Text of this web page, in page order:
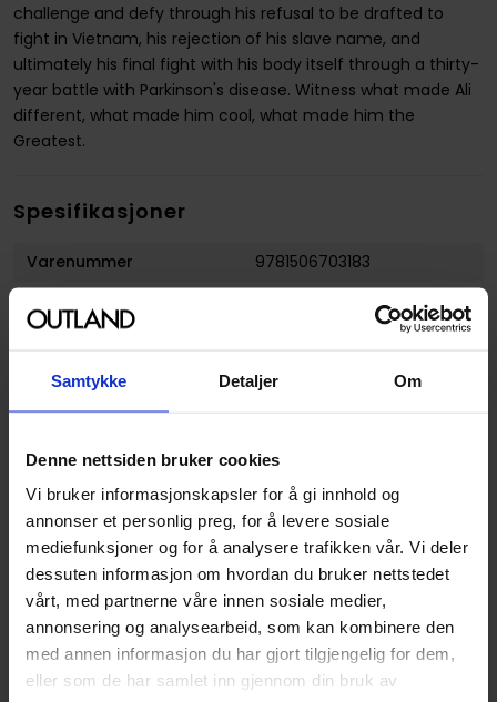
Samtykke Detaljer Om
Denne nettsiden bruker cookies
Vi bruker informasjonskapsler for å gi innhold og
annonser et personlig preg, for å levere sosiale
mediefunksjoner og for å analysere trafikken vår. Vi deler
dessuten informasjon om hvordan du bruker nettstedet
vårt, med partnerne våre innen sosiale medier,
annonsering og analysearbeid, som kan kombinere den
med annen informasjon du har gjort tilgjengelig for dem,
eller som de har samlet inn gjennom din bruk av
challenge and defy through his refusal to be drafted to
fight in Vietnam, his rejection of his slave name, and
ultimately his final fight with his body itself through a thirty-
year battle with Parkinson's disease. Witness what made Ali
different, what made him cool, what made him the
Greatest.
Spesifikasjoner
Varenummer
9781506703183
Serie
Muhammad Ali
Forfattere
Sjanger
Biografi
og Fritid
Antall Sider
128
Utgiver
Dark Horse Comics
Lanseringsdato
(dd.mm.yyyy)
15.11.2016
Aldersgruppe
Voksen